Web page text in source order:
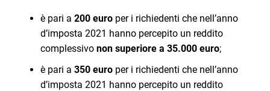
è pari a 200 europer i richiedenti che nell’anno
d’imposta 2021 hanno percepito un reddito
complessivo non superiore a 35.000 euro;
è pari a 350 europer i richiedenti che nell’anno
d’imposta 2021 hanno percepito un reddito